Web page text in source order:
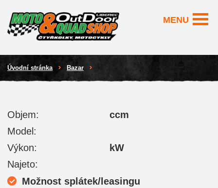
MENU
Úvodní stránka Bazar
Objem:
ccm
Model:
Výkon:
kW
Najeto:
Možnost splátek/leasingu